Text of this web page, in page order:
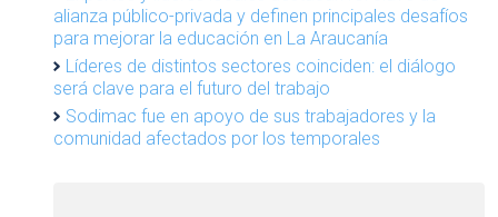
alianza público-privada y definen principales desafíos
para mejorar la educación en La Araucanía
Líderes de distintos sectores coinciden: el diálogo
será clave para el futuro del trabajo
Sodimac fue en apoyo de sus trabajadores y la
comunidad afectados por los temporales